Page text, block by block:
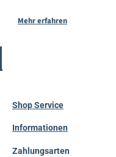
Mehr erfahren
Shop Service
Informationen
Zahlungsarten